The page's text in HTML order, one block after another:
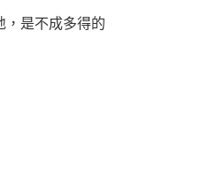
，是不成多得的